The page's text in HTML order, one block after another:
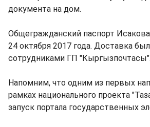
документа на дом.
Общегражданский паспорт
24 октября 2017 года. Доставка
сотрудниками ГП "Кыргызпочтасы".
Напомним, что одним из первых
рамках национального проекта
запуск портала государственных